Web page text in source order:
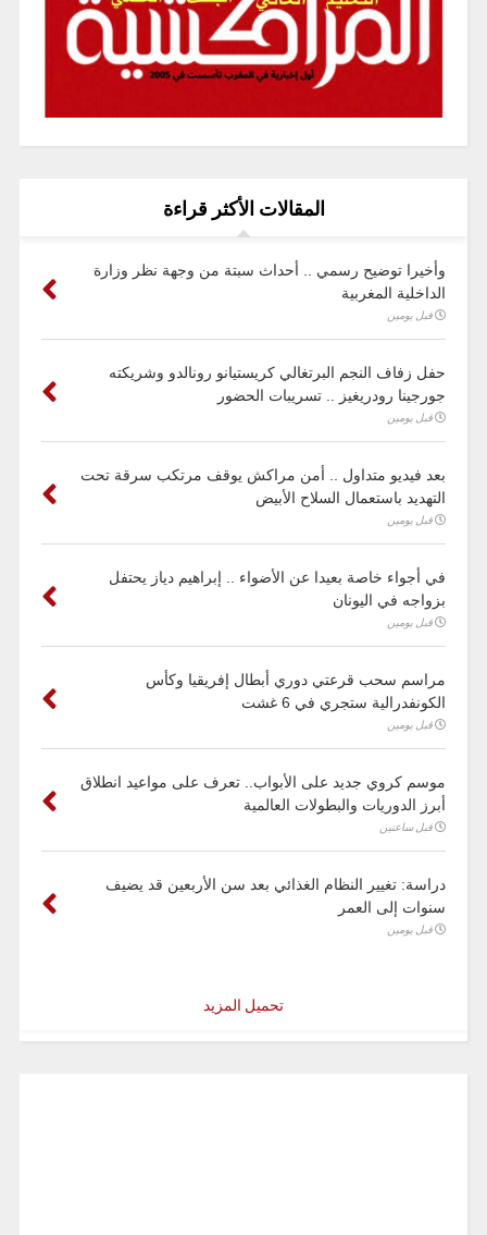
المقالات الأكثر قراءة
وأخيرا توضيح رسمي .. أحداث سبتة من وجهة نظر وزارة
الداخلية المغربية
قبل يومين
حفل زفاف النجم البرتغالي كريستيانو رونالدو وشريكته
جورجينا رودريغيز .. تسريبات الحضور
قبل يومين
بعد فيديو متداول .. أمن مراكش يوقف مرتكب سرقة تحت
التهديد باستعمال السلاح الأبيض
قبل يومين
في أجواء خاصة بعيدا عن الأضواء .. إبراهيم دياز يحتفل
بزواجه في اليونان
قبل يومين
مراسم سحب قرعتي دوري أبطال إفريقيا وكأس
الكونفدرالية ستجري في 6 غشت
قبل يومين
موسم كروي جديد على الأبواب.. تعرف على مواعيد انطلاق
أبرز الدوريات والبطولات العالمية
قبل ساعتين
دراسة: تغيير النظام الغذائي بعد سن الأربعين قد يضيف
سنوات إلى العمر
قبل يومين
تحميل المزيد